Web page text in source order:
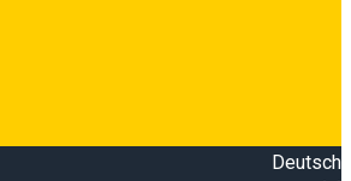
Deutsch